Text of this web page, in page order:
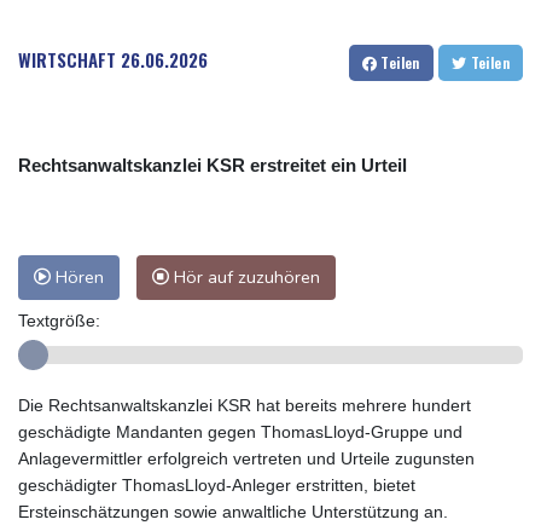
WIRTSCHAFT 26.06.2026 Teilen Teilen
Rechtsanwaltskanzlei KSR erstreitet ein Urteil
Hören Hör auf zuzuhören
Textgröße:
Die Rechtsanwaltskanzlei KSR hat bereits mehrere hundert
geschädigte Mandanten gegen ThomasLloyd-Gruppe und
Anlagevermittler erfolgreich vertreten und Urteile zugunsten
geschädigter ThomasLloyd-Anleger erstritten, bietet
Ersteinschätzungen sowie anwaltliche Unterstützung an.